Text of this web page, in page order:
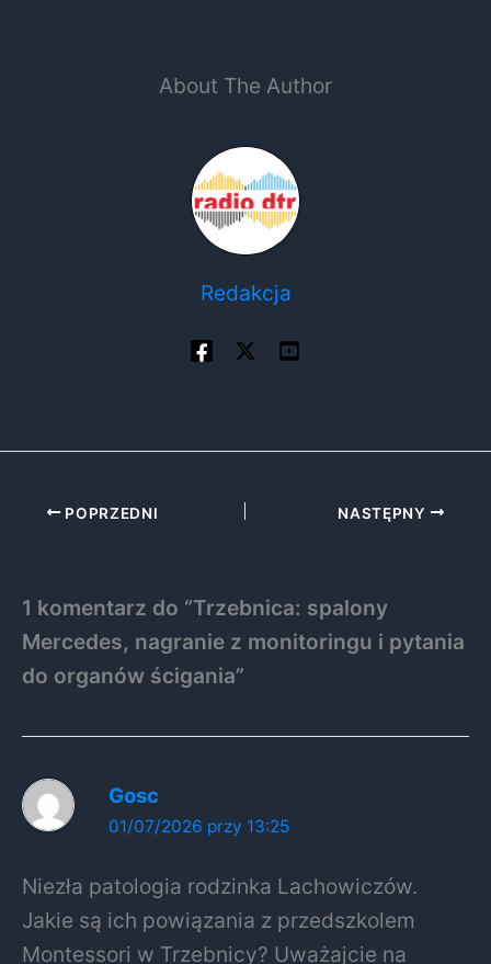
About The Author
Redakcja
POPRZEDNI NASTĘPNY
1 komentarz do “Trzebnica: spalony
Mercedes, nagranie z monitoringu i pytania
do organów ścigania”
Gosc
01/07/2026 przy 13:25
Niezła patologia rodzinka Lachowiczów.
Jakie są ich powiązania z przedszkolem
Montessori w Trzebnicy? Uważajcie na